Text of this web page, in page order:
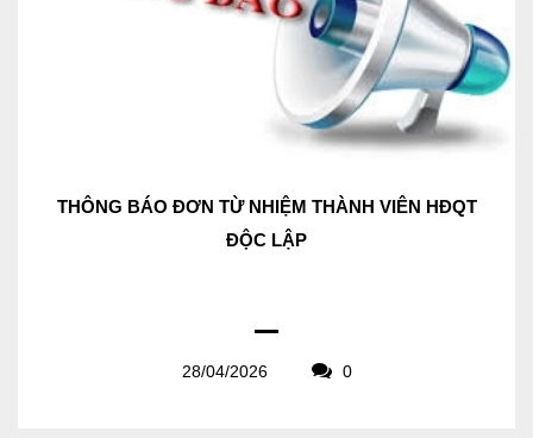
THÔNG BÁO ĐƠN TỪ NHIỆM THÀNH VIÊN HĐQT
ĐỘC LẬP
28/04/2026 0